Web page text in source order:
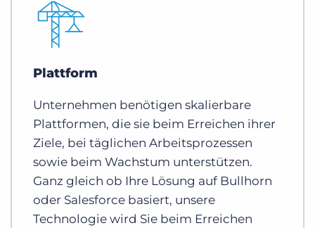
Plattform
Unternehmen benötigen skalierbare
Plattformen, die sie beim Erreichen ihrer
Ziele, bei täglichen Arbeitsprozessen
sowie beim Wachstum unterstützen.
Ganz gleich ob Ihre Lösung auf Bullhorn
oder Salesforce basiert, unsere
Technologie wird Sie beim Erreichen